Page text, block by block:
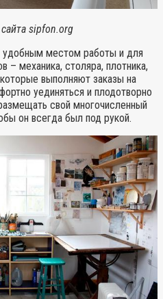
sipfon.org
удобным местом работы и для
– механика, столяра, плотника,
выполняют заказы на
уединяться и плодотворно
свой многочисленный
он всегда был под рукой.